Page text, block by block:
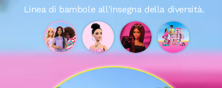
Linea di bambole all'insegna della diversità.